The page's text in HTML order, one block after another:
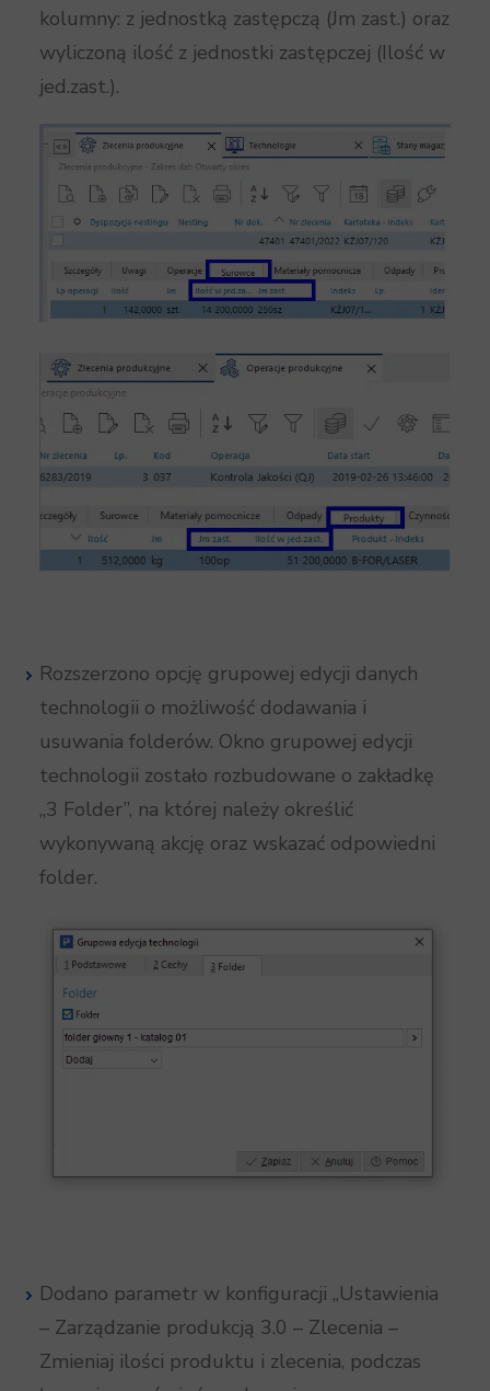
kolumny: z jednostką zastępczą (Jm zast.) oraz
wyliczoną ilość z jednostki zastępczej (Ilość w
jed.zast.).
Rozszerzono opcję grupowej edycji danych
technologii o możliwość dodawania i
usuwania folderów. Okno grupowej edycji
technologii zostało rozbudowane o zakładkę
„3 Folder”, na której należy określić
wykonywaną akcję oraz wskazać odpowiedni
folder.
Dodano parametr w konfiguracji „Ustawienia
– Zarządzanie produkcją 3.0 – Zlecenia –
Zmieniaj ilości produktu i zlecenia, podczas